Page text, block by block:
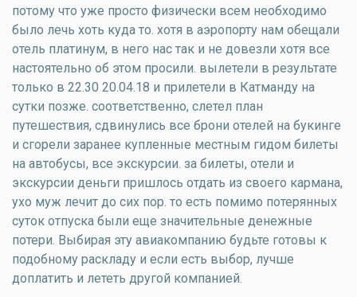
потому что уже просто физически всем необходимо
было лечь хоть куда то. хотя в аэропорту нам обещали
отель платинум, в него нас так и не довезли хотя все
настоятельно об этом просили. вылетели в результате
только в 22.30 20.04.18 и прилетели в Катманду на
сутки позже. соответственно, слетел план
путешествия, сдвинулись все брони отелей на букинге
и сгорели заранее купленные местным гидом билеты
на автобусы, все экскурсии. за билеты, отели и
экскурсии деньги пришлось отдать из своего кармана,
ухо муж лечит до сих пор. то есть помимо потерянных
суток отпуска были еще значительные денежные
потери. Выбирая эту авиакомпанию будьте готовы к
подобному раскладу и если есть выбор, лучше
доплатить и лететь другой компанией.